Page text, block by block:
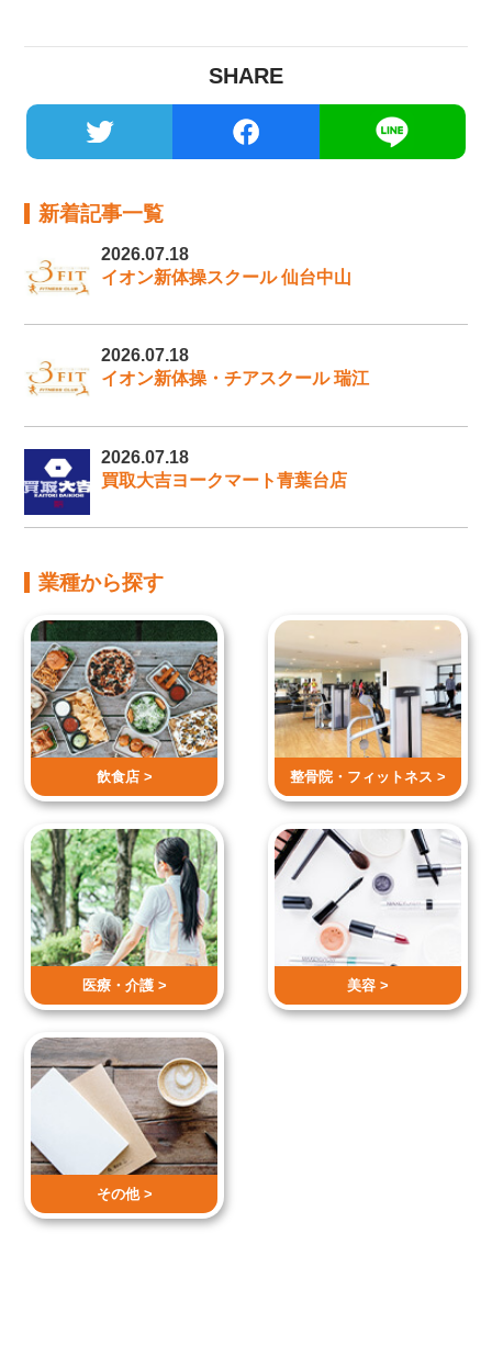
SHARE
新着記事一覧
2026.07.18
イオン新体操スクール 仙台中山
2026.07.18
イオン新体操・チアスクール 瑞江
2026.07.18
買取大吉ヨークマート青葉台店
業種から探す
飲食店 > 整骨院・ フィットネス >
医療・介護 > 美容 >
その他 >